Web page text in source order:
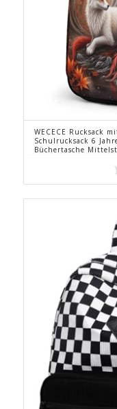
WECECE Rucksack
Schulrucksack 6
Büchertasche